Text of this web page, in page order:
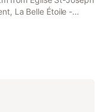
La Belle Étoile -
set in